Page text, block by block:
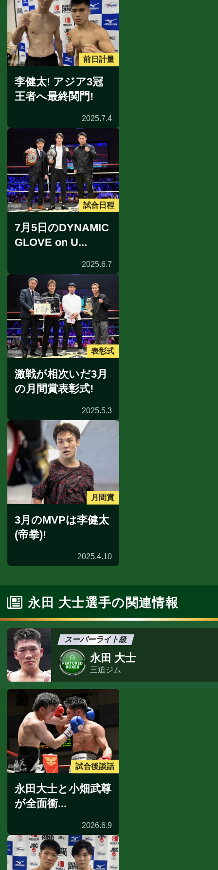
前日計量
李健太! アジア3冠
王者へ最終関門!
2025.7.4
試合日程
7月5日のDYNAMIC
GLOVE on U...
2025.6.7
表彰式
激戦が相次いだ3月
の月間賞表彰式!
2025.5.3
月間賞
3月のMVPは李健太
(帝拳)!
2025.4.10
永田 大士選手の関連情報
スーパーライト級
永田 大士
三迫ジム
試合後談話
永田大士と小畑武尊
が全面衝...
2026.6.9